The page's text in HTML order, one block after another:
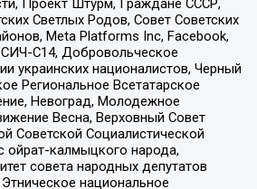
Проект Штурм, Граждане СССР,
Светлых Родов, Совет Советских
Meta Platforms Inc, Facebook,
СИЧ-С14, Добровольческое
украинских националистов, Черный
Региональное Всетатарское
Невоград, Молодежное
Весна, Верховный Совет
Советской Социалистической
ойрат-калмыцкого народа,
совета народных депутатов
национальное